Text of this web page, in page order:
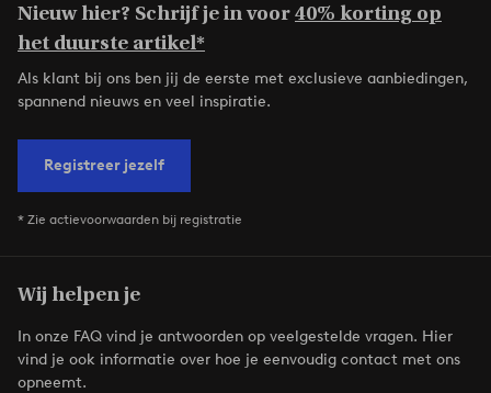
Nieuw hier? Schrijf je in voor40% korting op
het duurste artikel*
Als klant bij ons ben jij de eerste met exclusieve aanbiedingen,
spannend nieuws en veel inspiratie.
Registreer jezelf
* Zie actievoorwaarden bij registratie
Wij helpen je
In onze FAQ vind je antwoorden op veelgestelde vragen. Hier
vind je ook informatie over hoe je eenvoudig contact met ons
opneemt.